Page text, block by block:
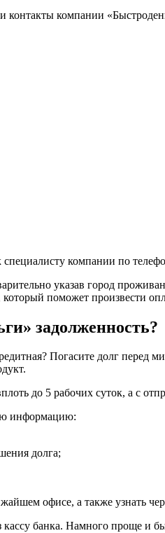
контакты компании
компании по
указав город
поможет произвести
задолженность?
Погасите долг
до 5 рабочих суток, а с
информацию:
долга;
офисе, а также узнать
банка. Намного проще и